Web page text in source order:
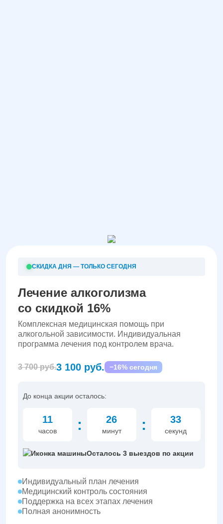
СКИДКА ДНЯ — ТОЛЬКО СЕГОДНЯ
Лечение алкоголизма
со скидкой 16%
Комплексная медицинская помощь при
алкогольной зависимости. Индивидуальная
программа лечения под контролем врача.
3 700 руб.3 100 руб. −16% сегодня
До конца акции осталось:
11
часов : 26
минут : 32
секунд
Осталось 3 выездов по акции
Индивидуальный план лечения
Медицинский контроль состояния
Поддержка на всех этапах лечения
Полная анонимность